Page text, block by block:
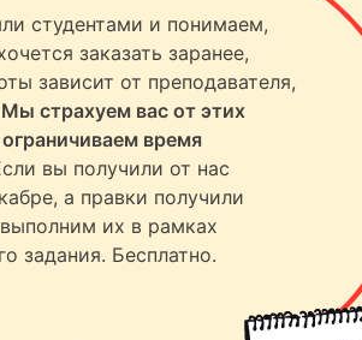
студентами и понимаем,
заказать заранее,
зависит от преподавателя,
Мы страхуем вас от этих
время
вы получили от нас
а правки получили
их в рамках
задания. Бесплатно.